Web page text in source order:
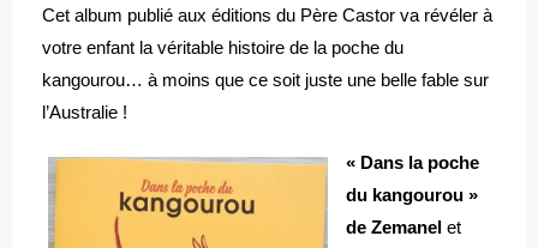
Cet album publié aux éditions du Père Castor va révéler à
votre enfant la véritable histoire de la poche du
kangourou… à moins que ce soit juste une belle fable sur
l’Australie !
« Dans la poche
du kangourou »
de Zemanel et